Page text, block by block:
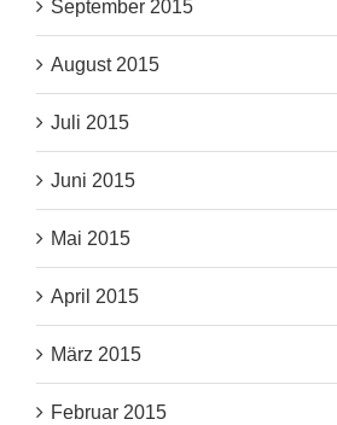
September 2015
August 2015
Juli 2015
Juni 2015
Mai 2015
April 2015
März 2015
Februar 2015